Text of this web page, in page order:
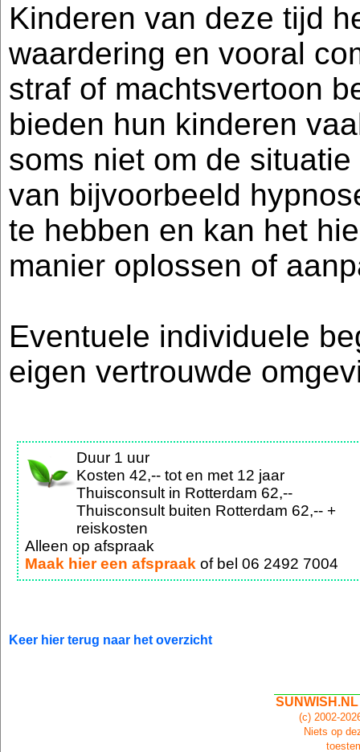
Kinderen van deze tijd
waardering en vooral
straf of machtsvertoon
bieden hun kinderen
soms niet om de
van bijvoorbeeld
te hebben en kan het
manier oplossen of
Eventuele individuele
eigen vertrouwde
Duur 1 uur
Kosten 42,-- tot en met 12 jaar
Thuisconsult in Rotterdam 62,--
Thuisconsult buiten Rotterdam 62,-- +
reiskosten
Alleen op afspraak
Maak hier een afspraak of bel 06 2492 7004
Keer hier terug naar het overzicht
(c) 2002-
Niets op